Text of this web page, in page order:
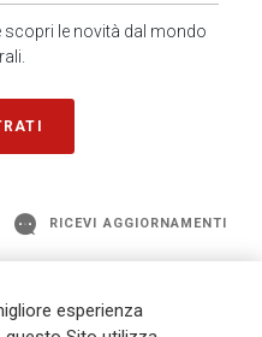
scopri le novità dal mondo
RICEVI AGGIORNAMENTI
complessivi pari a € 98,1
esperienza